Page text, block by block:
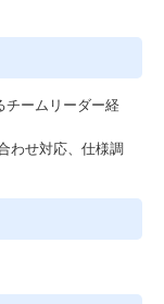
チームリーダー経
わせ対応、仕様調